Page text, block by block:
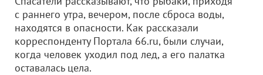
с раннего утра, вечером, после сброса воды,
находятся в опасности. Как рассказали
корреспонденту Портала 66.ru, были случаи,
когда человек уходил под лед, а его палатка
оставалась цела.